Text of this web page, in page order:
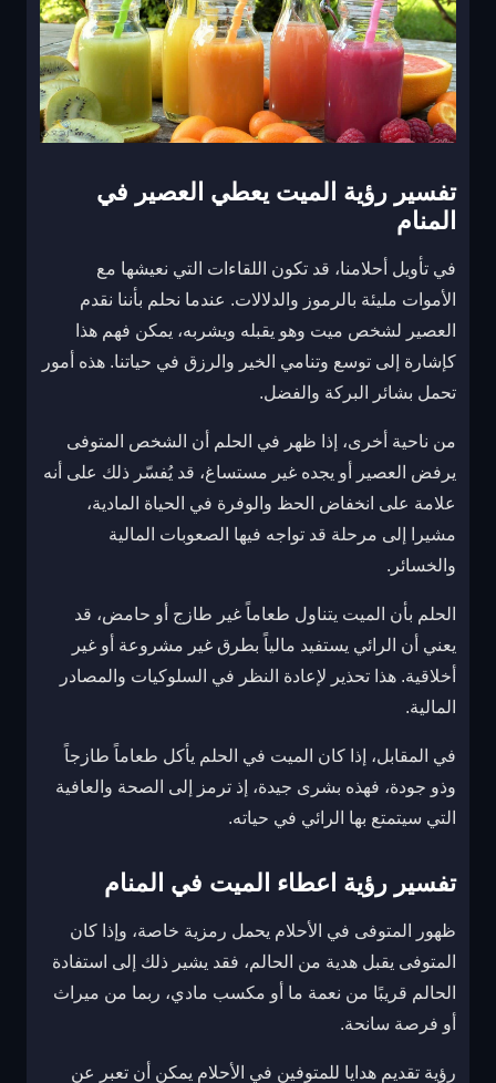
تفسير رؤية الميت يعطي العصير في
المنام
في تأويل أحلامنا، قد تكون اللقاءات التي نعيشها مع
الأموات مليئة بالرموز والدلالات. عندما نحلم بأننا نقدم
العصير لشخص ميت وهو يقبله ويشربه، يمكن فهم هذا
كإشارة إلى توسع وتنامي الخير والرزق في حياتنا. هذه أمور
تحمل بشائر البركة والفضل.
من ناحية أخرى، إذا ظهر في الحلم أن الشخص المتوفى
يرفض العصير أو يجده غير مستساغ، قد يُفسّر ذلك على أنه
علامة على انخفاض الحظ والوفرة في الحياة المادية،
مشيرا إلى مرحلة قد تواجه فيها الصعوبات المالية
والخسائر.
الحلم بأن الميت يتناول طعاماً غير طازج أو حامض، قد
يعني أن الرائي يستفيد مالياً بطرق غير مشروعة أو غير
أخلاقية. هذا تحذير لإعادة النظر في السلوكيات والمصادر
المالية.
في المقابل، إذا كان الميت في الحلم يأكل طعاماً طازجاً
وذو جودة، فهذه بشرى جيدة، إذ ترمز إلى الصحة والعافية
التي سيتمتع بها الرائي في حياته.
تفسير رؤية اعطاء الميت في المنام
ظهور المتوفى في الأحلام يحمل رمزية خاصة، وإذا كان
المتوفى يقبل هدية من الحالم، فقد يشير ذلك إلى استفادة
الحالم قريبًا من نعمة ما أو مكسب مادي، ربما من ميراث
أو فرصة سانحة.
رؤية تقديم هدايا للمتوفين في الأحلام يمكن أن تعبر عن